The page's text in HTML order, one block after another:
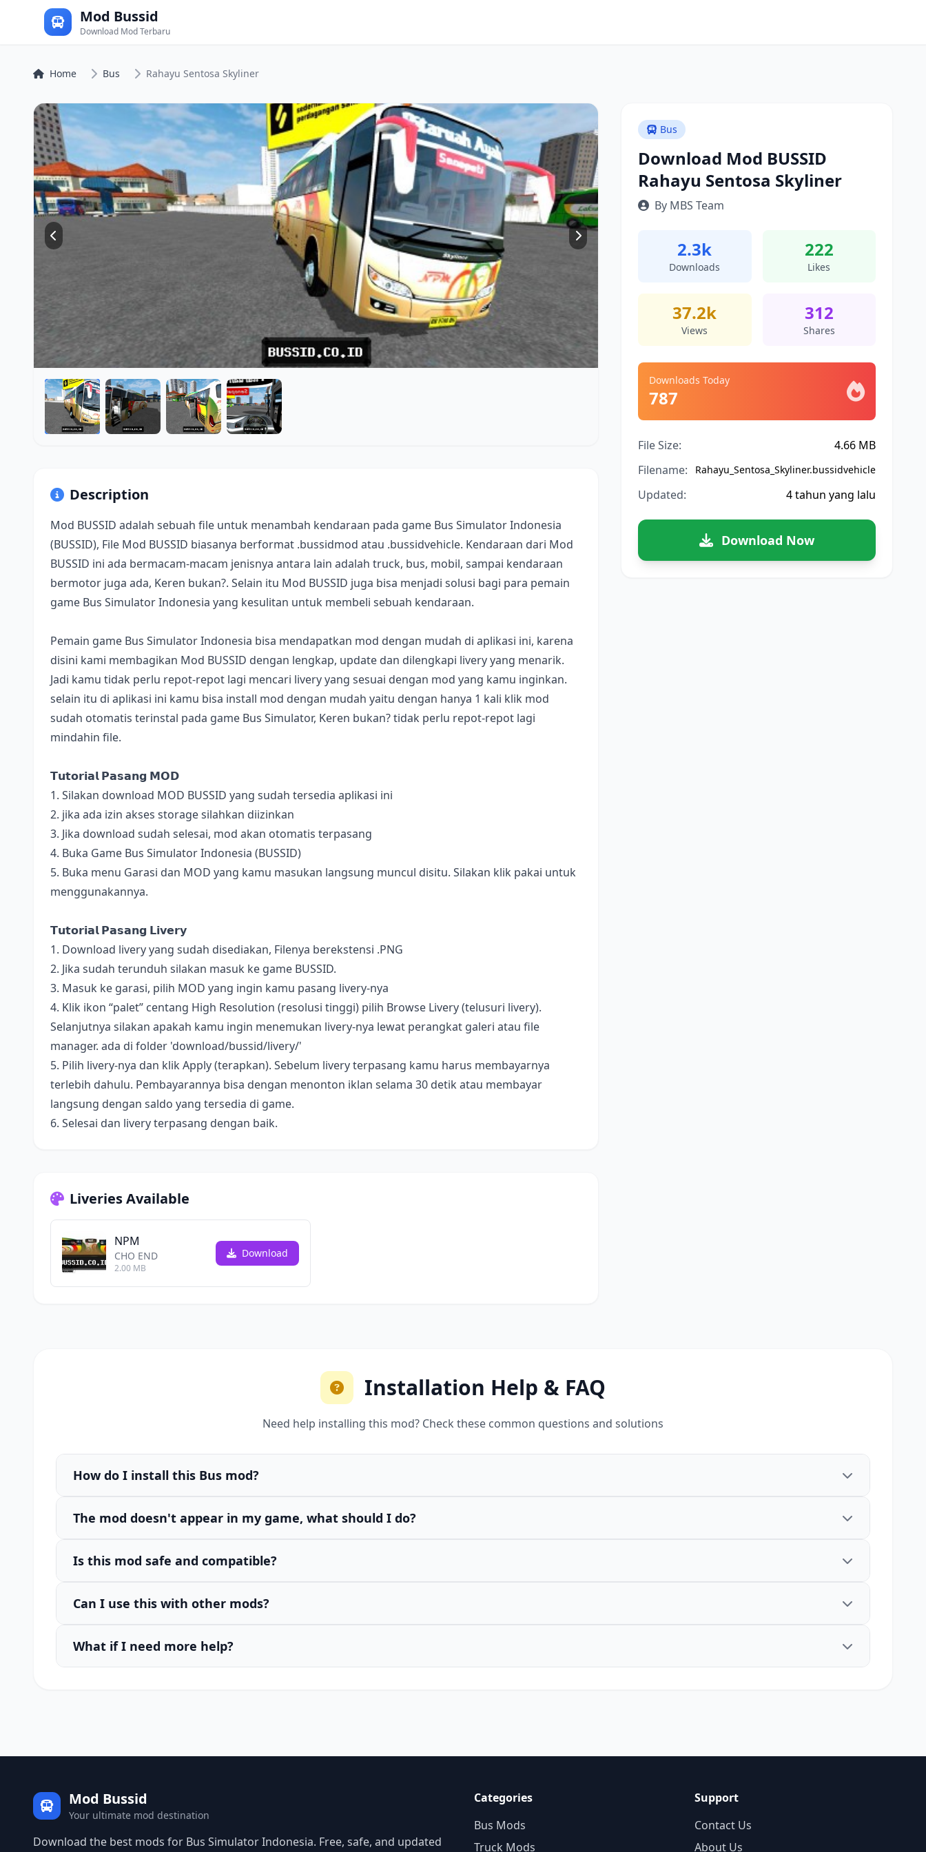
Mod Bussid
Download Mod Terbaru
Home Bus Rahayu Sentosa Skyliner
Description
Mod BUSSID adalah sebuah file untuk menambah kendaraan pada game Bus Simulator Indonesia
(BUSSID), File Mod BUSSID biasanya berformat .bussidmod atau .bussidvehicle. Kendaraan dari Mod
BUSSID ini ada bermacam-macam jenisnya antara lain adalah truck, bus, mobil, sampai kendaraan
bermotor juga ada, Keren bukan?. Selain itu Mod BUSSID juga bisa menjadi solusi bagi para pemain
game Bus Simulator Indonesia yang kesulitan untuk membeli sebuah kendaraan.
Pemain game Bus Simulator Indonesia bisa mendapatkan mod dengan mudah di aplikasi ini, karena
disini kami membagikan Mod BUSSID dengan lengkap, update dan dilengkapi livery yang menarik.
Jadi kamu tidak perlu repot-repot lagi mencari livery yang sesuai dengan mod yang kamu inginkan.
selain itu di aplikasi ini kamu bisa install mod dengan mudah yaitu dengan hanya 1 kali klik mod
sudah otomatis terinstal pada game Bus Simulator, Keren bukan? tidak perlu repot-repot lagi
mindahin file.
𝗧𝘂𝘁𝗼𝗿𝗶𝗮𝗹 𝗣𝗮𝘀𝗮𝗻𝗴 𝗠𝗢𝗗
1. Silakan download MOD BUSSID yang sudah tersedia aplikasi ini
2. jika ada izin akses storage silahkan diizinkan
3. Jika download sudah selesai, mod akan otomatis terpasang
4. Buka Game Bus Simulator Indonesia (BUSSID)
5. Buka menu Garasi dan MOD yang kamu masukan langsung muncul disitu. Silakan klik pakai untuk
menggunakannya.
𝗧𝘂𝘁𝗼𝗿𝗶𝗮𝗹 𝗣𝗮𝘀𝗮𝗻𝗴 𝗟𝗶𝘃𝗲𝗿𝘆
1. Download livery yang sudah disediakan, Filenya berekstensi .PNG
2. Jika sudah terunduh silakan masuk ke game BUSSID.
3. Masuk ke garasi, pilih MOD yang ingin kamu pasang livery-nya
4. Klik ikon “palet” centang High Resolution (resolusi tinggi) pilih Browse Livery (telusuri livery).
Selanjutnya silakan apakah kamu ingin menemukan livery-nya lewat perangkat galeri atau file
manager. ada di folder 'download/bussid/livery/'
5. Pilih livery-nya dan klik Apply (terapkan). Sebelum livery terpasang kamu harus membayarnya
terlebih dahulu. Pembayarannya bisa dengan menonton iklan selama 30 detik atau membayar
langsung dengan saldo yang tersedia di game.
6. Selesai dan livery terpasang dengan baik.
Liveries Available
NPM
CHO END
2.00 MB
Download
Bus
Download Mod BUSSID
Rahayu Sentosa Skyliner
By MBS Team
2.3k
Downloads
222
Likes
37.2k
Views
312
Shares
Downloads Today
787
File Size:
4.66 MB
Filename:
Rahayu_Sentosa_Skyliner.bussidvehicle
Updated: 4 tahun yang lalu
Download Now
Installation Help & FAQ
Need help installing this mod? Check these common questions and solutions
How do I install this Bus mod?
The mod doesn't appear in my game, what should I do?
Is this mod safe and compatible?
Can I use this with other mods?
What if I need more help?
Mod Bussid
Your ultimate mod destination
Download the best mods for Bus Simulator Indonesia. Free, safe, and updated
Categories
Bus Mods
Truck Mods
Support
Contact Us
About Us